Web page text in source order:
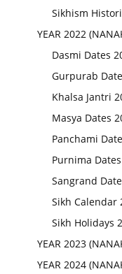
Sikhism
YEAR 2022
Dasmi Dates
Gurpurab
Khalsa Jantri
Masya Dates
Panchami
Purnima
Sangrand
Sikh Calendar
Sikh Holidays
YEAR 2023
YEAR 2024